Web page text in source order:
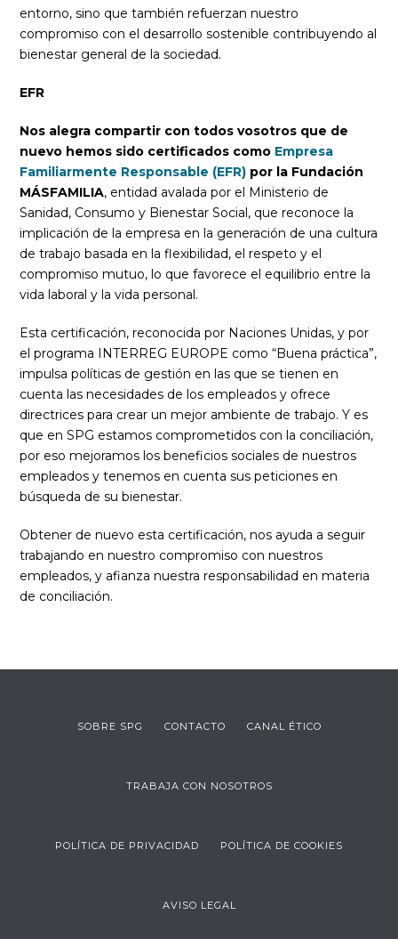
entorno, sino que también refuerzan nuestro
compromiso con el desarrollo sostenible contribuyendo al
bienestar general de la sociedad.
EFR
Nos alegra compartir con todos vosotros que de
nuevo hemos sido certificados como Empresa
Familiarmente Responsable (EFR) por la Fundación
MÁSFAMILIA, entidad avalada por el Ministerio de
Sanidad, Consumo y Bienestar Social, que reconoce la
implicación de la empresa en la generación de una cultura
de trabajo basada en la flexibilidad, el respeto y el
compromiso mutuo, lo que favorece el equilibrio entre la
vida laboral y la vida personal.
Esta certificación, reconocida por Naciones Unidas, y por
el programa INTERREG EUROPE como “Buena práctica”,
impulsa políticas de gestión en las que se tienen en
cuenta las necesidades de los empleados y ofrece
directrices para crear un mejor ambiente de trabajo. Y es
que en SPG estamos comprometidos con la conciliación,
por eso mejoramos los beneficios sociales de nuestros
empleados y tenemos en cuenta sus peticiones en
búsqueda de su bienestar.
Obtener de nuevo esta certificación, nos ayuda a seguir
trabajando en nuestro compromiso con nuestros
empleados, y afianza nuestra responsabilidad en materia
de conciliación.
SOBRE SPG CONTACTO CANAL ÉTICO
TRABAJA CON NOSOTROS
POLÍTICA DE PRIVACIDAD POLÍTICA DE COOKIES
AVISO LEGAL